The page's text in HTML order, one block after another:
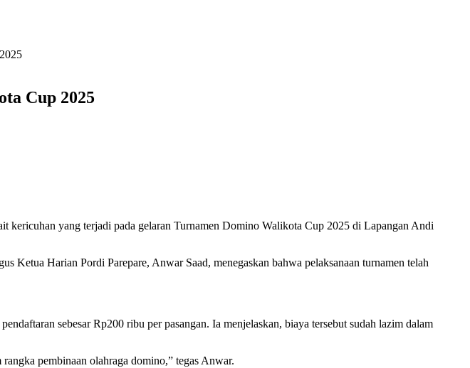
Cup 2025
kericuhan yang terjadi pada gelaran Turnamen Domino Walikota Cup 2025 di Lapangan Andi
Ketua Harian Pordi Parepare, Anwar Saad, menegaskan bahwa pelaksanaan turnamen telah
sebesar Rp200 ribu per pasangan. Ia menjelaskan, biaya tersebut sudah lazim dalam
pembinaan olahraga domino,” tegas Anwar.